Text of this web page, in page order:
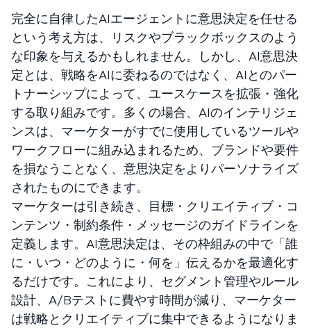
完全に自律したAIエージェントに意思決定を任せる
という考え方は、リスクやブラックボックスのよう
な印象を与えるかもしれません。しかし、AI意思決
定とは、戦略をAIに委ねるのではなく、AIとのパー
トナーシップによって、ユースケースを拡張・強化
する取り組みです。多くの場合、AIのインテリジェ
ンスは、マーケターがすでに使用しているツールや
ワークフローに組み込まれるため、ブランドや要件
を損なうことなく、意思決定をよりパーソナライズ
されたものにできます。
マーケターは引き続き、目標・クリエイティブ・コ
ンテンツ・制約条件・メッセージのガイドラインを
定義します。AI意思決定は、その枠組みの中で「誰
に・いつ・どのように・何を」伝えるかを最適化す
るだけです。これにより、セグメント管理やルール
設計、A/Bテストに費やす時間が減り、マーケター
は戦略とクリエイティブに集中できるようになりま